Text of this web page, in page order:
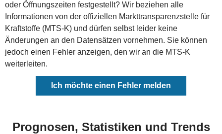
oder Öffnungszeiten festgestellt? Wir beziehen alle
Informationen von der offiziellen Markttransparenzstelle für
Kraftstoffe (MTS-K) und dürfen selbst leider keine
Änderungen an den Datensätzen vornehmen. Sie können
jedoch einen Fehler anzeigen, den wir an die MTS-K
weiterleiten.
Ich möchte einen Fehler melden
Prognosen, Statistiken und Trends